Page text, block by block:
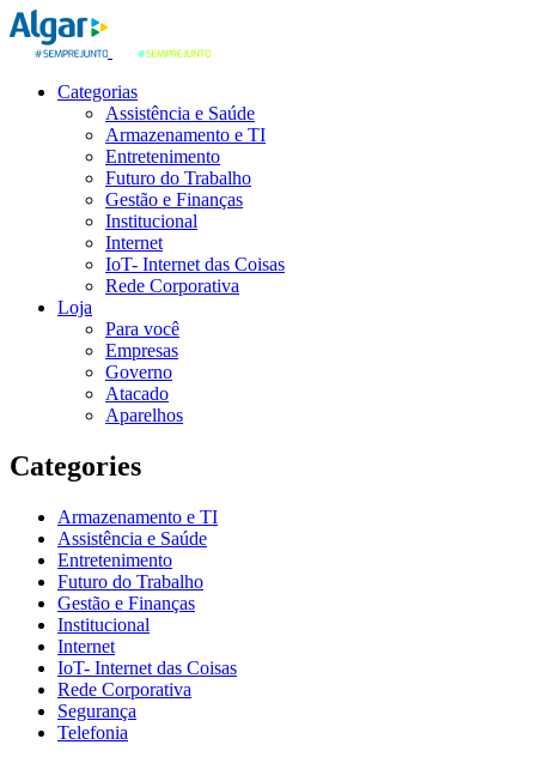
Categorias
Assistência e Saúde
Armazenamento e TI
Entretenimento
Futuro do Trabalho
Gestão e Finanças
Institucional
Internet
IoT- Internet das Coisas
Rede Corporativa
Loja
Para você
Empresas
Governo
Atacado
Aparelhos
Categories
Armazenamento e TI
Assistência e Saúde
Entretenimento
Futuro do Trabalho
Gestão e Finanças
Institucional
Internet
IoT- Internet das Coisas
Rede Corporativa
Segurança
Telefonia